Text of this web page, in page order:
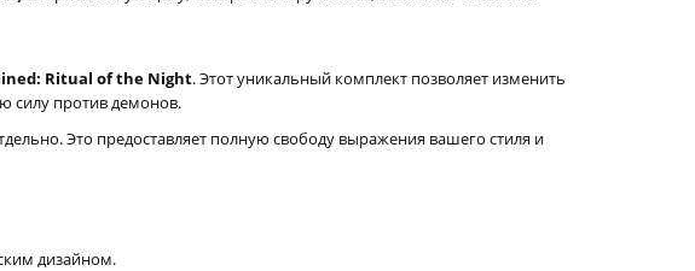
Ritual of the Night. Этот уникальный комплект позволяет изменить
силу против демонов.
Это предоставляет полную свободу выражения вашего стиля и
дизайном.